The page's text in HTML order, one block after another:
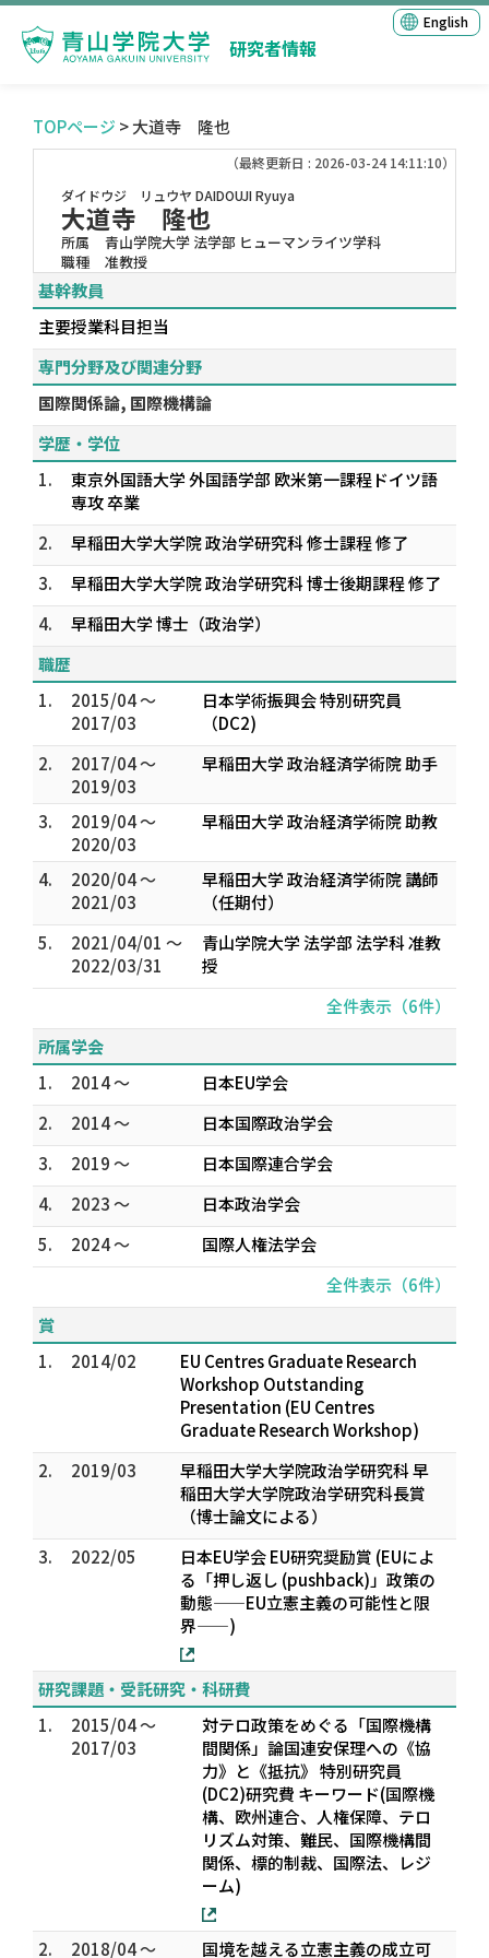
研究者情報
English
TOPページ > 大道寺 隆也
（最終更新日 : 2026-03-24 14:11:10）
ダイドウジ リュウヤ DAIDOUJI Ryuya
大道寺 隆也
所属
青山学院大学 法学部 ヒューマンライツ学科
職種
准教授
基幹教員
主要授業科目担当
専門分野及び関連分野
国際関係論, 国際機構論
学歴・学位
1.
東京外国語大学 外国語学部 欧米第一課程ドイツ語
専攻 卒業
2.
早稲田大学大学院 政治学研究科 修士課程 修了
3.
早稲田大学大学院 政治学研究科 博士後期課程 修了
4.
早稲田大学 博士（政治学）
職歴
1.
2015/04 ～
2017/03
日本学術振興会 特別研究員
（DC2)
2.
2017/04 ～
2019/03
早稲田大学 政治経済学術院 助手
3.
2019/04 ～
2020/03
早稲田大学 政治経済学術院 助教
4.
2020/04 ～
2021/03
早稲田大学 政治経済学術院 講師
（任期付）
5.
2021/04/01 ～
2022/03/31
青山学院大学 法学部 法学科 准教
授
全件表示（6件）
所属学会
1.
2014 ～
日本EU学会
2.
2014 ～
日本国際政治学会
3.
2019 ～
日本国際連合学会
4.
2023 ～
日本政治学会
5.
2024 ～
国際人権法学会
全件表示（6件）
賞
1.
2014/02
EU Centres Graduate Research
Workshop Outstanding
Presentation (EU Centres
Graduate Research Workshop)
2.
2019/03
早稲田大学大学院政治学研究科 早
稲田大学大学院政治学研究科長賞
（博士論文による）
3.
2022/05
日本EU学会 EU研究奨励賞 (EUによ
る「押し返し (pushback)」政策の
動態——EU立憲主義の可能性と限
界——)
研究課題・受託研究・科研費
1.
2015/04 ～
2017/03
対テロ政策をめぐる「国際機構
間関係」論――国連安保理への《協
力》と《抵抗》―― 特別研究員
(DC2)研究費 キーワード(国際機
構、欧州連合、人権保障、テロ
リズム対策、難民、国際機構間
関係、標的制裁、国際法、レジ
ーム)
2. 2018/04 ～ 国境を越える立憲主義の成立可